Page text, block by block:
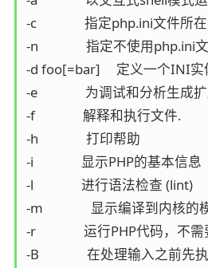
-c               指定php.ini文件所
-n               指定不使用php.ini
-d foo[=bar]     定义一个INI
-e               为调试和分析生成
-f               解释和执行文件.
-h               打印帮助
-i               显示PHP的基本信息
-l               进行语法检查 (lint)
-m               显示编译到内核的
-r               运行PHP代码，不
-B               在处理输入之前先